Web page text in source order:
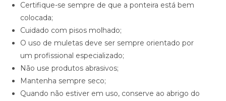
Certifique-se sempre de que a ponteira está bem
colocada;
Cuidado com pisos molhado;
O uso de muletas deve ser sempre orientado por
um profissional especializado;
Não use produtos abrasivos;
Mantenha sempre seco;
Quando não estiver em uso, conserve ao abrigo do